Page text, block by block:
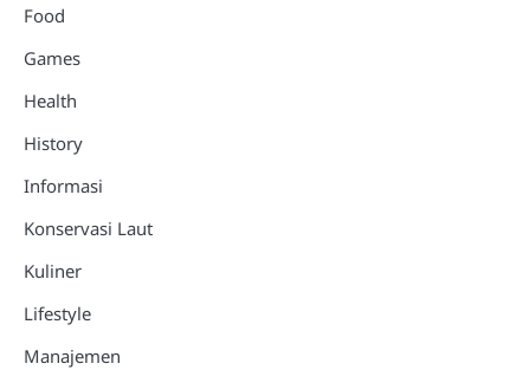
Food
Games
Health
History
Informasi
Konservasi Laut
Kuliner
Lifestyle
Manajemen